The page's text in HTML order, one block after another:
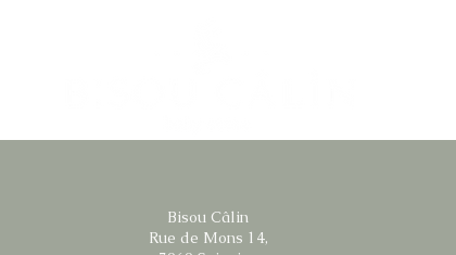
Bisou Câlin
Rue de Mons 14,